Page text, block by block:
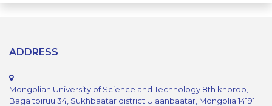
ADDRESS
Mongolian University of Science and Technology 8th khoroo,
Baga toiruu 34, Sukhbaatar district Ulaanbaatar, Mongolia 14191